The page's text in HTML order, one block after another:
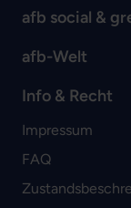
afb social &
afb-Welt
Info & Recht
Impressum
FAQ